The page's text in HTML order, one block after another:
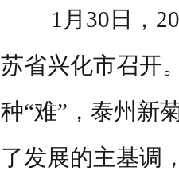
1 月 30 日，
苏省兴化市召开
种“难”，泰州新
了发展的主基调